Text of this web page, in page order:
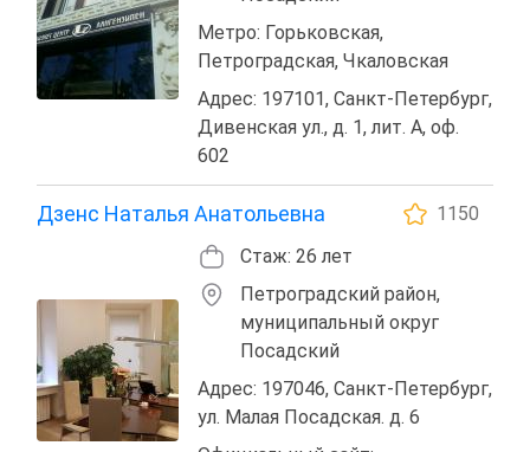
Метро: Горьковская,
Петроградская, Чкаловская
Адрес: 197101, Санкт-Петербург,
Дивенская ул., д. 1, лит. А, оф.
602
Дзенс Наталья Анатольевна
1150
Стаж: 26 лет
Петроградский район,
муниципальный округ
Посадский
Адрес: 197046, Санкт-Петербург,
ул. Малая Посадская. д. 6